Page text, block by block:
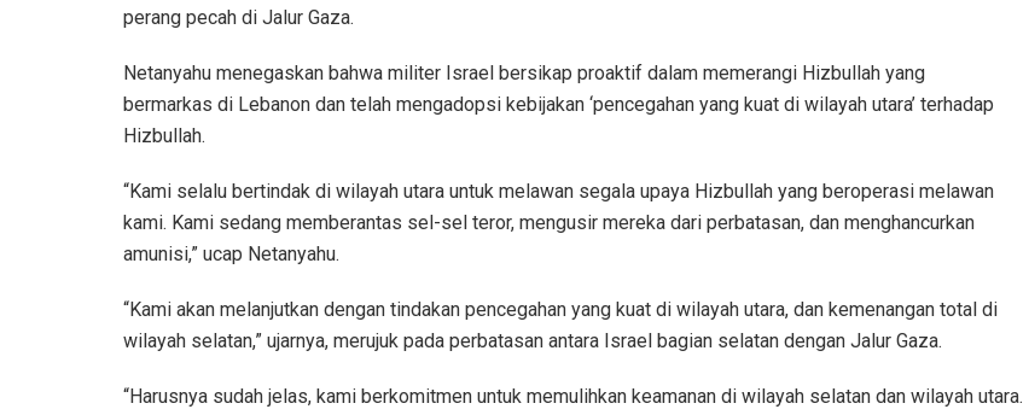
perang pecah di Jalur Gaza.
Netanyahu menegaskan bahwa militer Israel bersikap proaktif dalam memerangi Hizbullah yang
bermarkas di Lebanon dan telah mengadopsi kebijakan ‘pencegahan yang kuat di wilayah utara’ terhadap
Hizbullah.
“Kami selalu bertindak di wilayah utara untuk melawan segala upaya Hizbullah yang beroperasi melawan
kami. Kami sedang memberantas sel-sel teror, mengusir mereka dari perbatasan, dan menghancurkan
amunisi,” ucap Netanyahu.
“Kami akan melanjutkan dengan tindakan pencegahan yang kuat di wilayah utara, dan kemenangan total di
wilayah selatan,” ujarnya, merujuk pada perbatasan antara Israel bagian selatan dengan Jalur Gaza.
“Harusnya sudah jelas, kami berkomitmen untuk memulihkan keamanan di wilayah selatan dan wilayah utara.